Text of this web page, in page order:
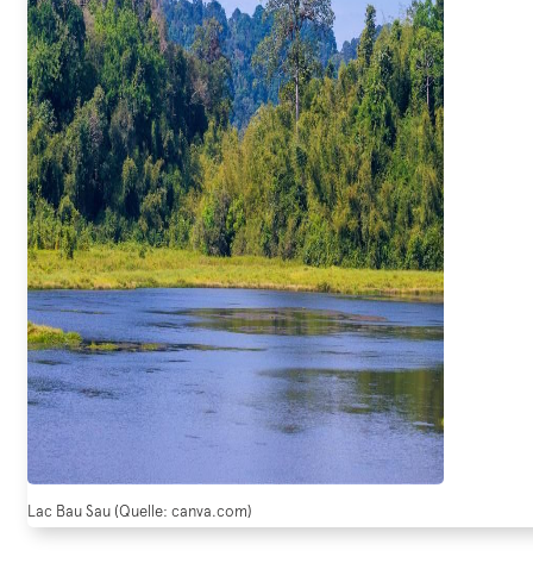
Lac Bau Sau (Quelle: canva.com)